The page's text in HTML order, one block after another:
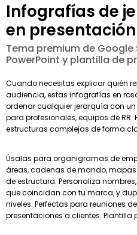
Infografías de
en presentación
Tema premium de
PowerPoint y plantilla de
Cuando necesitas explicar quién
audiencia, estas infografías en
ordenar cualquier jerarquía con
para profesionales, equipos de RR.
estructuras complejas de forma
Úsalas para organigramas de
áreas, cadenas de mando,
de estructura. Personaliza
que coincidan con tu marca, y
niveles. Perfectas para reuniones
presentaciones a clientes. Plantilla